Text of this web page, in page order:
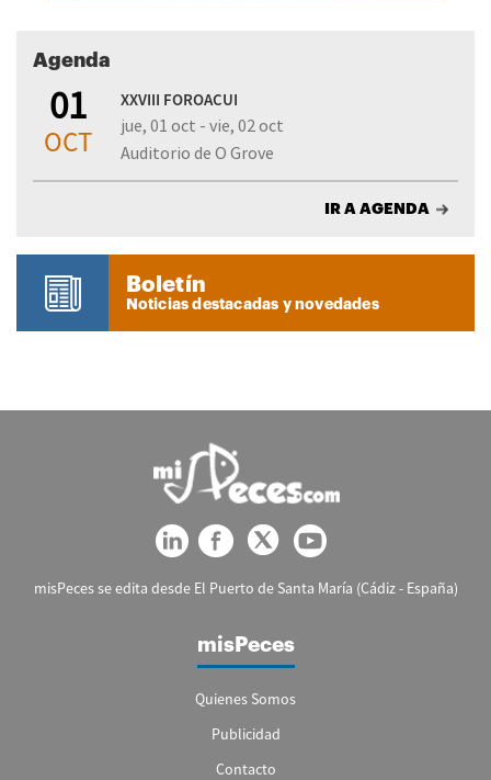
Agenda
01
OCT
XXVIII FOROACUI
jue, 01 oct - vie, 02 oct
Auditorio de O Grove
IR A AGENDA
Boletín
Noticias destacadas y novedades
misPeces se edita desde El Puerto de Santa María (Cádiz - España)
misPeces
Quienes Somos
Publicidad
Contacto